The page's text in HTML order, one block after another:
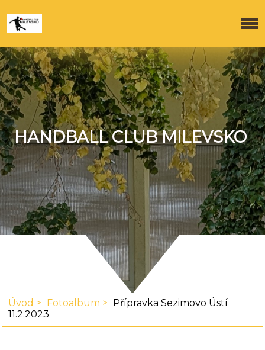
HANDBALL CLUB MILEVSKO
Úvod Fotoalbum
Přípravka Sezimovo Ústí
11.2.2023